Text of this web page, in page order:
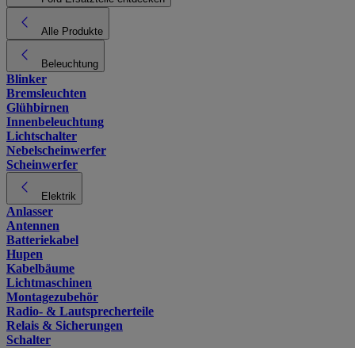
Alle Produkte
Beleuchtung
Blinker
Bremsleuchten
Glühbirnen
Innenbeleuchtung
Lichtschalter
Nebelscheinwerfer
Scheinwerfer
Elektrik
Anlasser
Antennen
Batteriekabel
Hupen
Kabelbäume
Lichtmaschinen
Montagezubehör
Radio- & Lautsprecherteile
Relais & Sicherungen
Schalter